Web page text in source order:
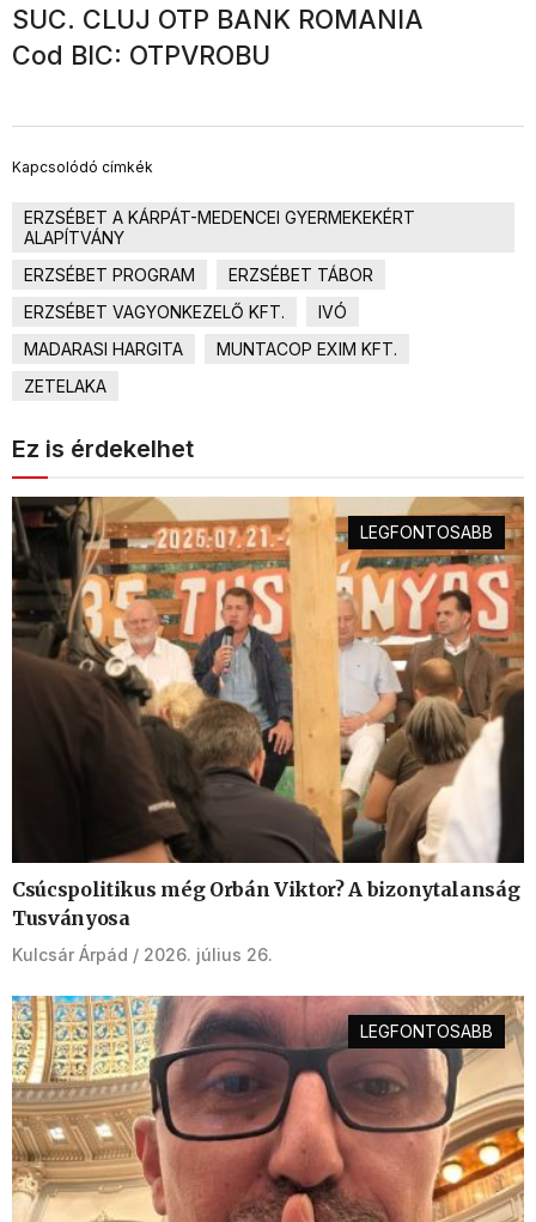
SUC. CLUJ OTP BANK ROMANIA
Cod BIC: OTPVROBU
Kapcsolódó címkék
ERZSÉBET A KÁRPÁT-MEDENCEI GYERMEKEKÉRT
ALAPÍTVÁNY
ERZSÉBET PROGRAM
ERZSÉBET TÁBOR
ERZSÉBET VAGYONKEZELŐ KFT.
IVÓ
MADARASI HARGITA
MUNTACOP EXIM KFT.
ZETELAKA
Ez is érdekelhet
LEGFONTOSABB
Csúcspolitikus még Orbán Viktor? A bizonytalanság
Tusványosa
Kulcsár Árpád 2026. július 26.
LEGFONTOSABB